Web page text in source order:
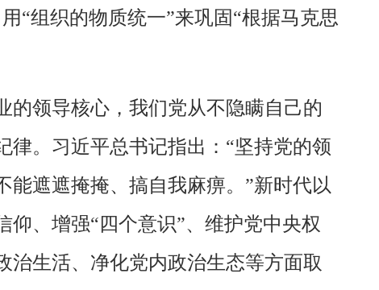
“组织的物质统一”来巩固“根据马克思
的领导核心，我们党从不隐瞒自己的
。习近平总书记指出：“坚持党的领
遮遮掩掩、搞自我麻痹。”新时代以
、增强“四个意识”、维护党中央权
治生活、净化党内政治生态等方面取